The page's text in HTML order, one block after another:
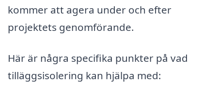
kommer att agera under och efter
projektets genomförande.
Här är några specifika punkter på vad
tilläggsisolering kan hjälpa med: